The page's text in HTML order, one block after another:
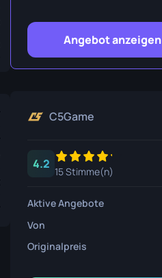
Talon Messer
Ursus Messer
Angebot anzeigen
C5Game
4.2
15 Stimme(n)
Aktive Angebote
Von
Originalpreis